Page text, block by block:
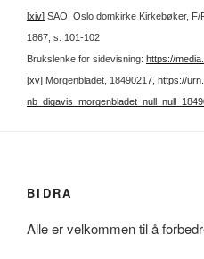
[xiv] SAO, Oslo domkirke Kirkebøker, F/
1867, s. 101-102
Brukslenke for sidevisning: https://
[xv] Morgenbladet, 18490217, https://
BIDRA
Alle er velkommen til å